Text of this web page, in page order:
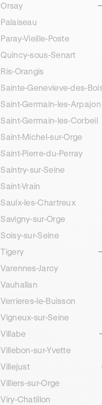
Orsay
Palaiseau
Paray-Vieille-Poste
Quincy-sous-Senart
Ris-Orangis
Sainte-Genevieve-des-
Saint-Germain-les-Arpajon
Saint-Germain-les-Corbeil
Saint-Michel-sur-Orge
Saint-Pierre-du-Perray
Saintry-sur-Seine
Saint-Vrain
Saulx-les-Chartreux
Savigny-sur-Orge
Soisy-sur-Seine
Tigery
Varennes-Jarcy
Vauhallan
Verrieres-le-Buisson
Vigneux-sur-Seine
Villabe
Villebon-sur-Yvette
Villejust
Villiers-sur-Orge
Viry-Chatillon